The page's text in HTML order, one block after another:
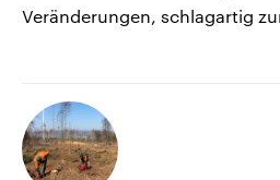
Veränderungen, schlagartig